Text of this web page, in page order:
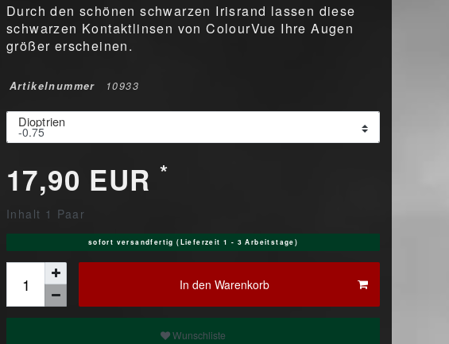
Durch den schönen schwarzen Irisrand lassen diese
schwarzen Kontaktlinsen von ColourVue Ihre Augen
größer erscheinen.
Artikelnummer 10933
Dioptrien
17,90 EUR *
Inhalt 1 Paar
sofort versandfertig (Lieferzeit 1 - 3 Arbeitstage)
In den Warenkorb
Wunschliste